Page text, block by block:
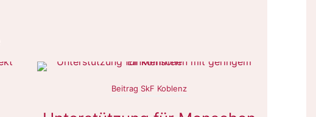
Beitrag SkF Koblenz